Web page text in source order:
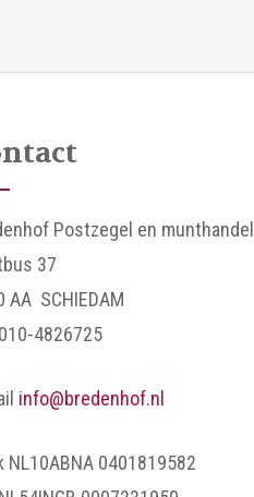
Postzegel en munthandel
37
AA SCHIEDAM
4826725
info@bredenhof.nl
NL10ABNA 0401819582